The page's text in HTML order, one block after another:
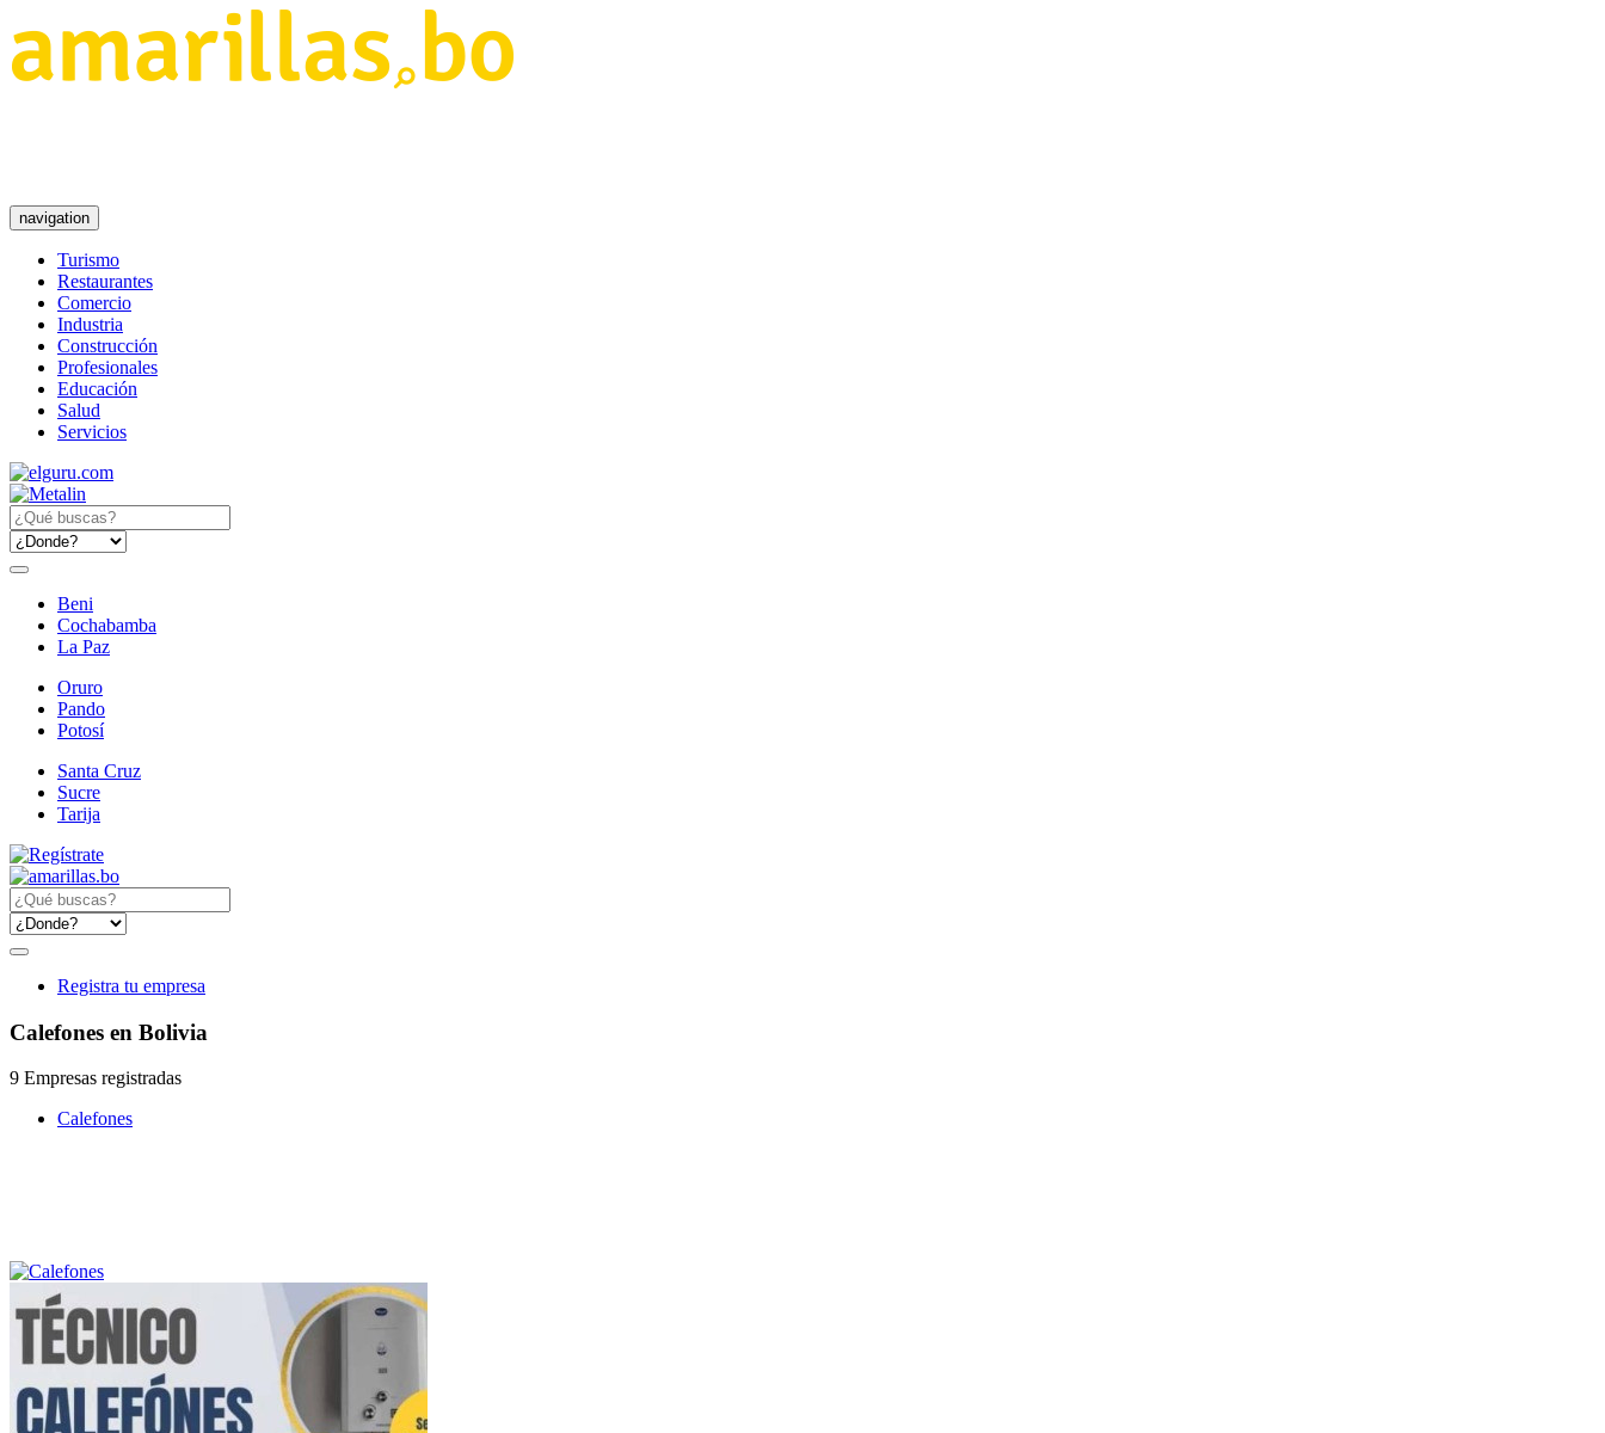
navigation
Turismo
Restaurantes
Comercio
Industria
Construcción
Profesionales
Educación
Salud
Servicios
Beni
Cochabamba
La Paz
Oruro
Pando
Potosí
Santa Cruz
Sucre
Tarija
Registra tu empresa
Calefones en Bolivia
9 Empresas registradas
Calefones